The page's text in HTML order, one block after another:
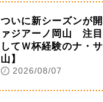
ついに新シーズンが
ァジアーノ岡山 注目
してＷ杯経験のナ・
山】
2026/08/07